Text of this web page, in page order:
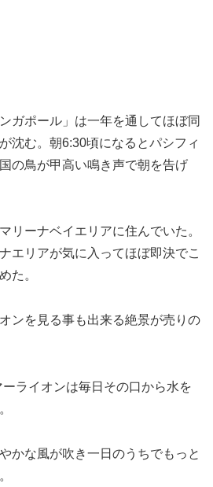
ガポール」は一年を通してほぼ同
沈む。朝6:30頃になるとパシフィ
の鳥が甲高い鳴き声で朝を告げ
リーナベイエリアに住んでいた。
エリアが気に入ってほぼ即決でこ
た。
ンを見る事も出来る絶景が売りの
ライオンは毎日その口から水を
かな風が吹き一日のうちでもっと